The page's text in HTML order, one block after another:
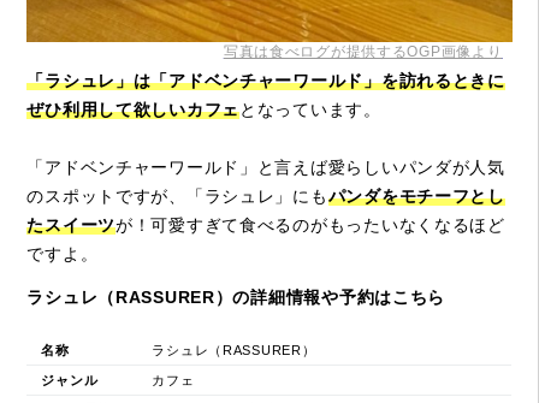
写真は食べログが提供するOGP画像より
「ラシュレ」は「アドベンチャーワールド」を訪れるときに
ぜひ利用して欲しいカフェとなっています。
「アドベンチャーワールド」と言えば愛らしいパンダが人気
のスポットですが、「ラシュレ」にもパンダをモチーフとし
たスイーツが！可愛すぎて食べるのがもったいなくなるほど
ですよ。
ラシュレ（RASSURER）の詳細情報や予約はこちら
名称 ラシュレ（RASSURER）
ジャンル カフェ